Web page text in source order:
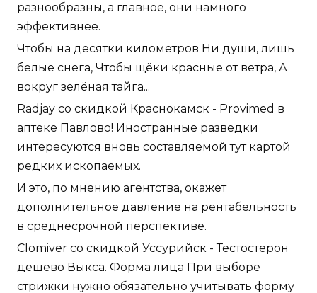
разнообразны, а главное, они намного
эффективнее.
Чтобы на десятки километров Ни души, лишь
белые снега, Чтобы щёки красные от ветра, А
вокруг зелёная тайга...
Radjay со скидкой Краснокамск - Provimed в
аптеке Павлово! Иностранные разведки
интересуются вновь составляемой тут картой
редких ископаемых.
И это, по мнению агентства, окажет
дополнительное давление на рентабельность
в среднесрочной перспективе.
Clomiver со скидкой Уссурийск - Тестостерон
дешево Выкса. Форма лица При выборе
стрижки нужно обязательно учитывать форму